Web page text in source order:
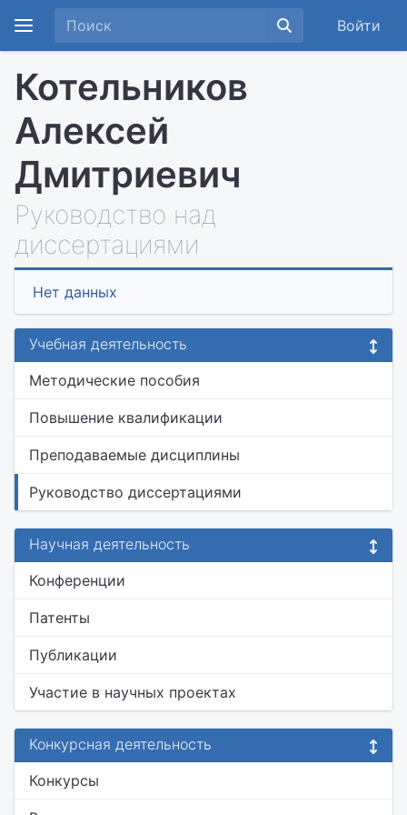
Войти
Котельников
Алексей
Дмитриевич
Руководство над
диссертациями
Нет данных
Учебная деятельность
Методические пособия
Повышение квалификации
Преподаваемые дисциплины
Руководство диссертациями
Научная деятельность
Конференции
Патенты
Публикации
Участие в научных проектах
Конкурсная деятельность
Конкурсы